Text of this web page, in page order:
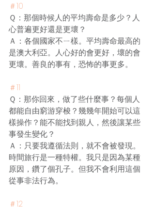
＃10
Ｑ：那個時候人的平均壽命是多少？人
心普遍更好還是更壞？
Ａ：各個國家不ㄧ樣。平均壽命最高的
是澳大利亞。人心好的會更好，壞的會
更壞。善良的事有，恐怖的事更多。
＃11
Ｑ：那你回來，做了些什麼事？每個人
都能自由窮游穿梭？幾幾年開始可以這
樣操作？能不能找到親人，然後讓某些
事發生變化？
Ａ：只要我遵循法則，就不會被發現。
時間旅行是一種特權。我只是因為某種
原因，鑽了個孔子。但我不會利用這個
從事非法行為。
＃12